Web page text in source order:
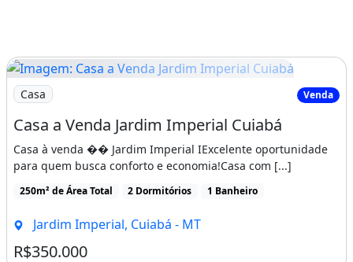
Imagem: Casa a Venda Jardim Imperial Cuiabá
Casa à venda �� Jardim Imperial IExcelente oportunidade
para quem busca conforto e economia!Casa com [...]